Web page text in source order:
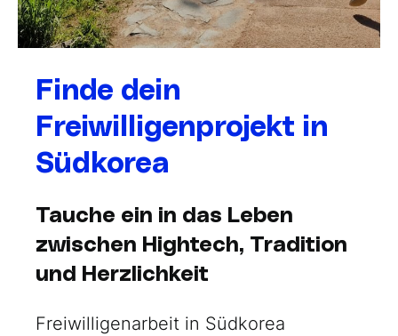
Finde dein
Freiwilligenprojekt in
Südkorea
Tauche ein in das Leben
zwischen Hightech, Tradition
und Herzlichkeit
Freiwilligenarbeit in Südkorea